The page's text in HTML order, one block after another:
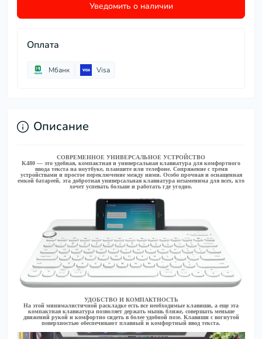
Уведомить о наличии
Оплата
Мбанк Visa
Описание
СОВРЕМЕННОЕ УНИВЕРСАЛЬНОЕ УСТРОЙСТВО
K480 — это удобная, компактная и универсальная клавиатура для комфортного
ввода текста на ноутбуке, планшете или телефоне. Сопряжение с тремя
устройствами и простое переключение между ними. Особо прочная и оснащенная
емкой батареей, эта добротная универсальная клавиатура незаменима для всех, кто
хочет успевать больше и работать где угодно.
УДОБСТВО И КОМПАКТНОСТЬ
На этой минималистичной раскладке есть все необходимые клавиши, а еще эта
компактная клавиатура позволяет держать мышь ближе, совершать меньше
движений рукой и комфортно сидеть в более удобной позе. Клавиши с вогнутой
поверхностью обеспечивают плавный и комфортный ввод текста.